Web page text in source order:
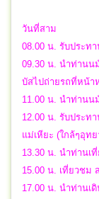
วันที่สาม
08.00 น. รับประท
09.30 น. นำท่านน
บัสไปถ่ายรถที่หน้า
11.00 น. นำท่านน
12.00 น. รับประท
แม่เหียะ (ใกล้ๆอุท
13.30 น. นำท่านเ
15.00 น. เที่ยวชม
17.00 น. นำท่านเ